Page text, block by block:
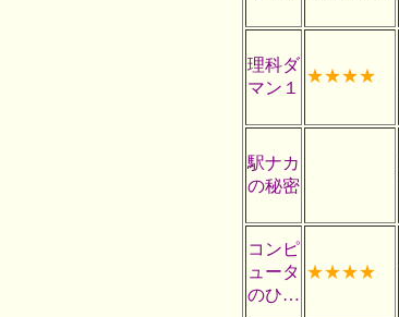
理科ダ
マン１
★★★★
駅ナカ
の秘密
コンピ
ュータ
のひ…
★★★★